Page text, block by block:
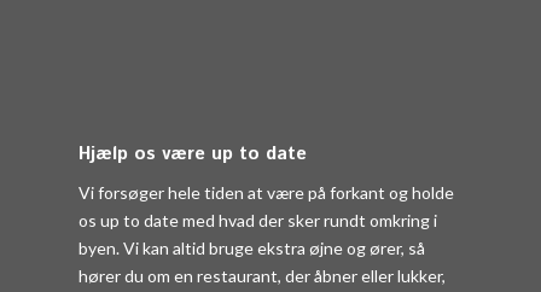
Hjælp os være up to date
Vi forsøger hele tiden at være på forkant og holde
os up to date med hvad der sker rundt omkring i
byen. Vi kan altid bruge ekstra øjne og ører, så
hører du om en restaurant, der åbner eller lukker,